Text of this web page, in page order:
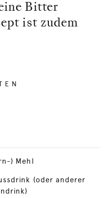
Bitter
ist zudem
) Mehl
(oder anderer